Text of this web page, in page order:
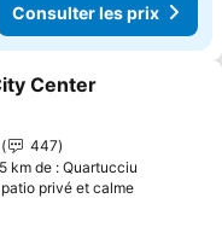
Consulter les prix
à mes favoris
Center
prix
447
km de : Quartucciu
privé et calme